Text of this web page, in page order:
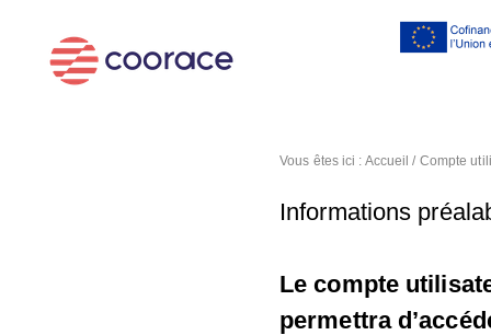
Vous êtes ici : Accueil / Compte
Informations
Le compte
permettra